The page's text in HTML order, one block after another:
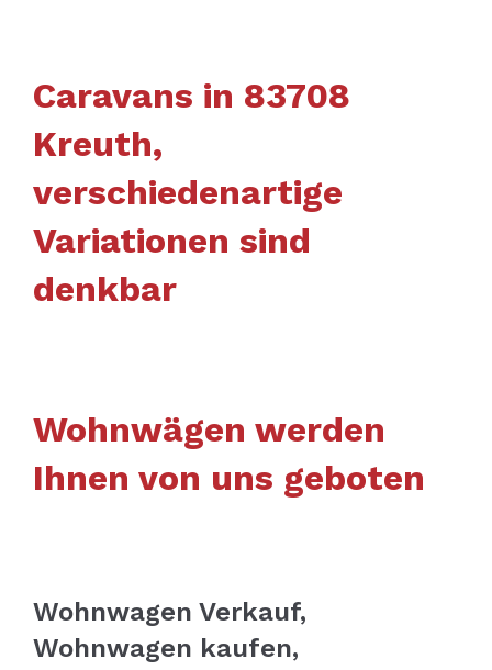
Caravans in 83708
Kreuth,
verschiedenartige
Variationen sind
denkbar
Wohnwägen werden
Ihnen von uns geboten
Wohnwagen Verkauf,
Wohnwagen kaufen,